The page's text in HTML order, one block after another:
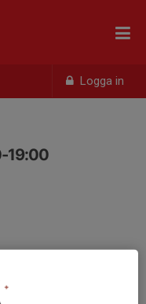
Logga in
19:00